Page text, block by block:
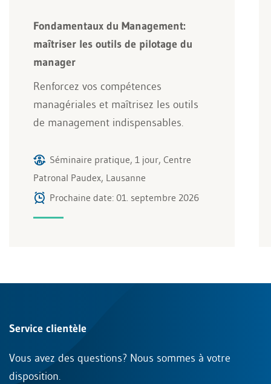
Fondamentaux du Management:
maîtriser les outils de pilotage du
manager
Renforcez vos compétences
managériales et maîtrisez les outils
de management indispensables.
Séminaire pratique, 1 jour, Centre
Patronal Paudex, Lausanne
Prochaine date: 01. septembre 2026
Service clientèle
Vous avez des questions? Nous sommes à votre
disposition.